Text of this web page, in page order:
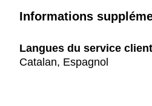
Informations
Langues du service
Catalan, Espagnol